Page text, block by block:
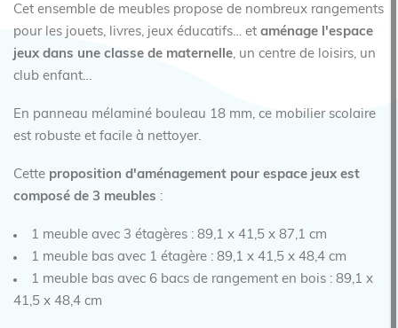
Cet ensemble de meubles propose de nombreux rangements
pour les jouets, livres, jeux éducatifs… et aménage l'espace
jeux dans une classe de maternelle, un centre de loisirs, un
club enfant…
En panneau mélaminé bouleau 18 mm, ce mobilier scolaire
est robuste et facile à nettoyer.
Cette proposition d'aménagement pour espace jeux est
composé de 3 meubles :
1 meuble avec 3 étagères : 89,1 x 41,5 x 87,1 cm
1 meuble bas avec 1 étagère : 89,1 x 41,5 x 48,4 cm
1 meuble bas avec 6 bacs de rangement en bois : 89,1 x
41,5 x 48,4 cm